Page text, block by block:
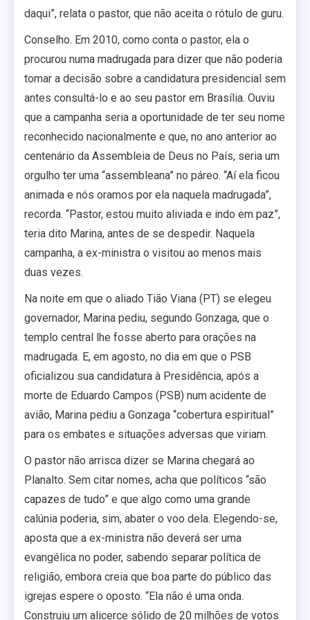
daqui”, relata o pastor, que não aceita o rótulo de guru.
Conselho. Em 2010, como conta o pastor, ela o
procurou numa madrugada para dizer que não poderia
tomar a decisão sobre a candidatura presidencial sem
antes consultá-lo e ao seu pastor em Brasília. Ouviu
que a campanha seria a oportunidade de ter seu nome
reconhecido nacionalmente e que, no ano anterior ao
centenário da Assembleia de Deus no País, seria um
orgulho ter uma “assembleana” no páreo. “Aí ela ficou
animada e nós oramos por ela naquela madrugada”,
recorda. “Pastor, estou muito aliviada e indo em paz”,
teria dito Marina, antes de se despedir. Naquela
campanha, a ex-ministra o visitou ao menos mais
duas vezes.
Na noite em que o aliado Tião Viana (PT) se elegeu
governador, Marina pediu, segundo Gonzaga, que o
templo central lhe fosse aberto para orações na
madrugada. E, em agosto, no dia em que o PSB
oficializou sua candidatura à Presidência, após a
morte de Eduardo Campos (PSB) num acidente de
avião, Marina pediu a Gonzaga “cobertura espiritual”
para os embates e situações adversas que viriam.
O pastor não arrisca dizer se Marina chegará ao
Planalto. Sem citar nomes, acha que políticos “são
capazes de tudo” e que algo como uma grande
calúnia poderia, sim, abater o voo dela. Elegendo-se,
aposta que a ex-ministra não deverá ser uma
evangélica no poder, sabendo separar política de
religião, embora creia que boa parte do público das
igrejas espere o oposto. “Ela não é uma onda.
Construiu um alicerce sólido de 20 milhões de votos